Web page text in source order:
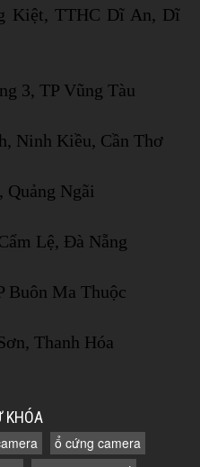
Kiệt, TTHC Dĩ An, Dĩ
3, TP Vũng Tàu
Ninh Kiều, Cần Thơ
Quảng Ngãi
Lệ, Đà Nẵng
Buôn Ma Thuộc
Thanh Hóa
KHÓA
ổ cứng camera